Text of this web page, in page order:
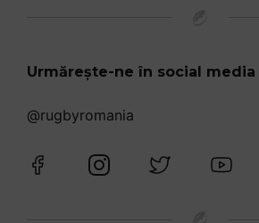
Urmărește-ne în social media
@rugbyromania